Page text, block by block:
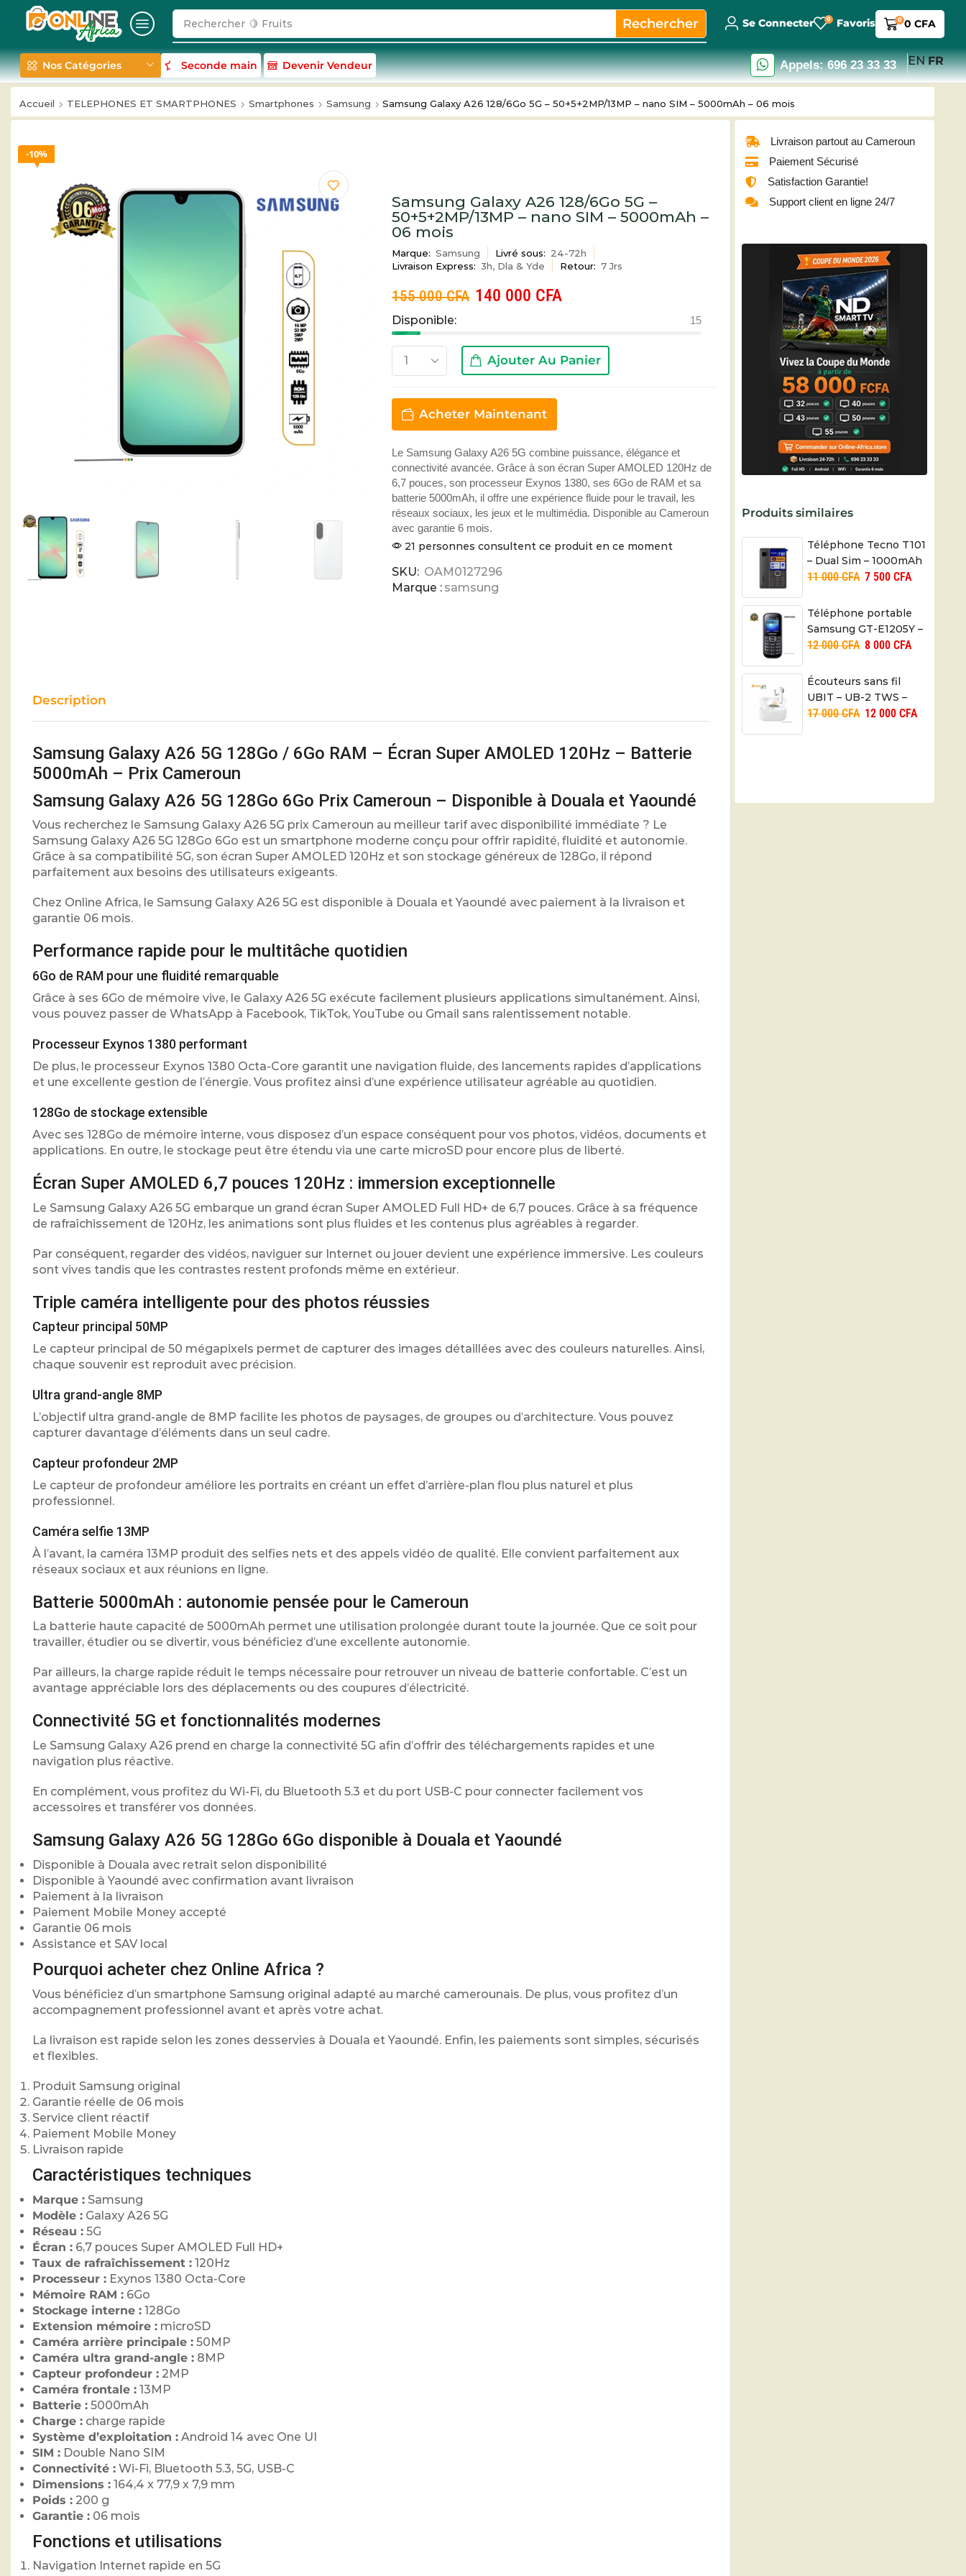
Rechercher 🥛 Milk Rechercher Se Connecter 0 Favoris 0 0 CFA
Nos Catégories Seconde main Devenir Vendeur Appels: 696 23 33 33 EN FR
Accueil TELEPHONES ET SMARTPHONES Smartphones Samsung Samsung Galaxy A26 128/6Go 5G – 50+5+2MP/13MP – nano SIM – 5000mAh – 06 mois
10%
Samsung Galaxy A26 128/6Go 5G –
50+5+2MP/13MP – nano SIM – 5000mAh –
06 mois
Marque: Samsung Livré sous: 24-72h
Livraison Express: 3h, Dla & Yde Retour: 7 Jrs
155 000CFA 140 000 CFA
Disponible: 15
Ajouter Au Panier
Acheter Maintenant
Le Samsung Galaxy A26 5G combine puissance, élégance et
connectivité avancée. Grâce à son écran Super AMOLED 120Hz de
6,7 pouces, son processeur Exynos 1380, ses 6Go de RAM et sa
batterie 5000mAh, il offre une expérience fluide pour le travail, les
réseaux sociaux, les jeux et le multimédia. Disponible au Cameroun
avec garantie 6 mois.
21 personnes consultent ce produit en ce moment
SKU: OAM0127296
Marque : samsung
Description
Samsung Galaxy A26 5G 128Go / 6Go RAM – Écran Super AMOLED 120Hz – Batterie
5000mAh – Prix Cameroun
Samsung Galaxy A26 5G 128Go 6Go Prix Cameroun – Disponible à Douala et Yaoundé
Vous recherchez le Samsung Galaxy A26 5G prix Cameroun au meilleur tarif avec disponibilité immédiate ? Le
Samsung Galaxy A26 5G 128Go 6Go est un smartphone moderne conçu pour offrir rapidité, fluidité et autonomie.
Grâce à sa compatibilité 5G, son écran Super AMOLED 120Hz et son stockage généreux de 128Go, il répond
parfaitement aux besoins des utilisateurs exigeants.
Chez Online Africa, le Samsung Galaxy A26 5G est disponible à Douala et Yaoundé avec paiement à la livraison et
garantie 06 mois.
Performance rapide pour le multitâche quotidien
6Go de RAM pour une fluidité remarquable
Grâce à ses 6Go de mémoire vive, le Galaxy A26 5G exécute facilement plusieurs applications simultanément. Ainsi,
vous pouvez passer de WhatsApp à Facebook, TikTok, YouTube ou Gmail sans ralentissement notable.
Processeur Exynos 1380 performant
De plus, le processeur Exynos 1380 Octa-Core garantit une navigation fluide, des lancements rapides d’applications
et une excellente gestion de l’énergie. Vous profitez ainsi d’une expérience utilisateur agréable au quotidien.
128Go de stockage extensible
Avec ses 128Go de mémoire interne, vous disposez d’un espace conséquent pour vos photos, vidéos, documents et
applications. En outre, le stockage peut être étendu via une carte microSD pour encore plus de liberté.
Écran Super AMOLED 6,7 pouces 120Hz : immersion exceptionnelle
Le Samsung Galaxy A26 5G embarque un grand écran Super AMOLED Full HD+ de 6,7 pouces. Grâce à sa fréquence
de rafraîchissement de 120Hz, les animations sont plus fluides et les contenus plus agréables à regarder.
Par conséquent, regarder des vidéos, naviguer sur Internet ou jouer devient une expérience immersive. Les couleurs
sont vives tandis que les contrastes restent profonds même en extérieur.
Triple caméra intelligente pour des photos réussies
Capteur principal 50MP
Le capteur principal de 50 mégapixels permet de capturer des images détaillées avec des couleurs naturelles. Ainsi,
chaque souvenir est reproduit avec précision.
Ultra grand-angle 8MP
L’objectif ultra grand-angle de 8MP facilite les photos de paysages, de groupes ou d’architecture. Vous pouvez
capturer davantage d’éléments dans un seul cadre.
Capteur profondeur 2MP
Le capteur de profondeur améliore les portraits en créant un effet d’arrière-plan flou plus naturel et plus
professionnel.
Caméra selfie 13MP
À l’avant, la caméra 13MP produit des selfies nets et des appels vidéo de qualité. Elle convient parfaitement aux
réseaux sociaux et aux réunions en ligne.
Batterie 5000mAh : autonomie pensée pour le Cameroun
La batterie haute capacité de 5000mAh permet une utilisation prolongée durant toute la journée. Que ce soit pour
travailler, étudier ou se divertir, vous bénéficiez d’une excellente autonomie.
Par ailleurs, la charge rapide réduit le temps nécessaire pour retrouver un niveau de batterie confortable. C’est un
avantage appréciable lors des déplacements ou des coupures d’électricité.
Connectivité 5G et fonctionnalités modernes
Le Samsung Galaxy A26 prend en charge la connectivité 5G afin d’offrir des téléchargements rapides et une
navigation plus réactive.
En complément, vous profitez du Wi-Fi, du Bluetooth 5.3 et du port USB-C pour connecter facilement vos
accessoires et transférer vos données.
Samsung Galaxy A26 5G 128Go 6Go disponible à Douala et Yaoundé
Disponible à Douala avec retrait selon disponibilité
Disponible à Yaoundé avec confirmation avant livraison
Paiement à la livraison
Paiement Mobile Money accepté
Garantie 06 mois
Assistance et SAV local
Pourquoi acheter chez Online Africa ?
Vous bénéficiez d’un smartphone Samsung original adapté au marché camerounais. De plus, vous profitez d’un
accompagnement professionnel avant et après votre achat.
La livraison est rapide selon les zones desservies à Douala et Yaoundé. Enfin, les paiements sont simples, sécurisés
et flexibles.
Produit Samsung original
Garantie réelle de 06 mois
Service client réactif
Paiement Mobile Money
Livraison rapide
Caractéristiques techniques
Marque : Samsung
Modèle : Galaxy A26 5G
Réseau : 5G
Écran : 6,7 pouces Super AMOLED Full HD+
Taux de rafraîchissement : 120Hz
Processeur : Exynos 1380 Octa-Core
Mémoire RAM : 6Go
Stockage interne : 128Go
Extension mémoire : microSD
Caméra arrière principale : 50MP
Caméra ultra grand-angle : 8MP
Capteur profondeur : 2MP
Caméra frontale : 13MP
Batterie : 5000mAh
Charge : charge rapide
Système d’exploitation : Android 14 avec One UI
SIM : Double Nano SIM
Connectivité : Wi-Fi, Bluetooth 5.3, 5G, USB-C
Dimensions : 164,4 x 77,9 x 7,9 mm
Poids : 200 g
Garantie : 06 mois
Fonctions et utilisations
Navigation Internet rapide en 5G
Livraison partout au Cameroun
Paiement Sécurisé
Satisfaction Garantie!
Support client en ligne 24/7
Produits similaires
Téléphone Tecno T101
– Dual Sim – 1000mAh
– Radio FM – 01 mois
11 000CFA 7 500CFA
Téléphone portable
Samsung GT-E1205Y –
1SIM – 01 mois
12 000CFA 8 000CFA
Écouteurs sans fil
UBIT – UB-2 TWS –
Bluetooth 5.3
17 000CFA 12 000CFA